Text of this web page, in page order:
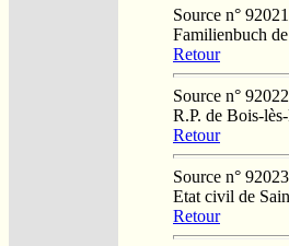
Source n° 92021
Familienbuch
Retour
Source n° 92022
R.P. de Bois-
Retour
Source n° 92023
Etat civil de
Retour